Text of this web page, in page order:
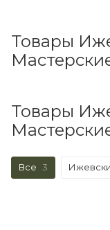
Товары
Товары
Все 3